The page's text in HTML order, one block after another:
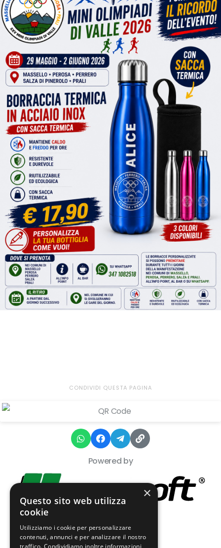
CONDIVIDI QUESTA PAGINA
Powered by
×
Questo sito web utilizza
cookie
Utilizziamo i cookie per personalizzare
contenuti, annunci e per analizzare il nostro
traffico. Condividiamo inoltre informazioni